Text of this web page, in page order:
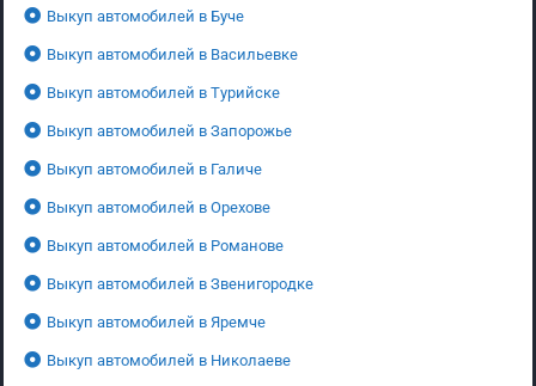
Выкуп автомобилей в Буче
Выкуп автомобилей в Васильевке
Выкуп автомобилей в Турийске
Выкуп автомобилей в Запорожье
Выкуп автомобилей в Галиче
Выкуп автомобилей в Орехове
Выкуп автомобилей в Романове
Выкуп автомобилей в Звенигородке
Выкуп автомобилей в Яремче
Выкуп автомобилей в Николаеве